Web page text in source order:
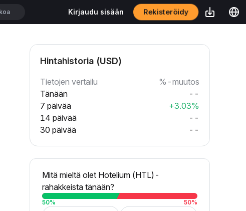
Kirjaudu sisään Rekisteröidy
Hintahistoria (USD)
Tietojen vertailu
%-muutos
Tänään
--
7 päivää
+3.03%
14 päivää
--
30 päivää
--
Mitä mieltä olet Hotelium (HTL)-
rahakkeista tänään?
50% 50%